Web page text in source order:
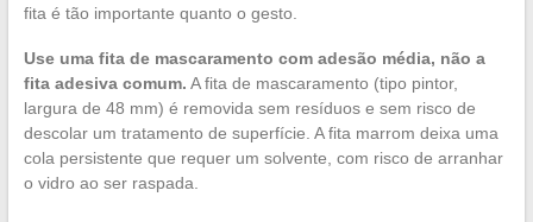
fita é tão importante quanto o gesto.
Use uma fita de mascaramento com adesão média, não a
fita adesiva comum. A fita de mascaramento (tipo pintor,
largura de 48 mm) é removida sem resíduos e sem risco de
descolar um tratamento de superfície. A fita marrom deixa uma
cola persistente que requer um solvente, com risco de arranhar
o vidro ao ser raspada.